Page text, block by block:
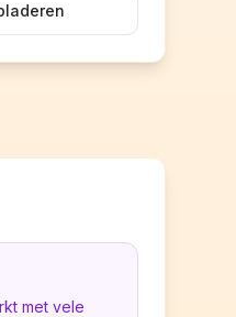
met vele